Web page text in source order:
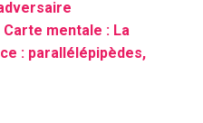
mentale : La
: parallélépipèdes,